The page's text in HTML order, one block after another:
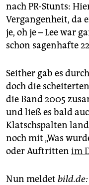
nach PR-Stunts:
Vergangenheit, da
je, oh je – Lee war
schon sagenhafte
Seither gab es
doch die
die Band 2005
und ließ es bald
Klatschspalten
noch mit „Was
oder Auftritten im
Nun meldet bild.de: